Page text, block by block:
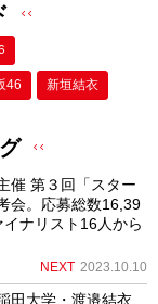
46 新垣結衣
催 第３回「スター
会。応募総数16,39
ナリスト16人から
NEXT 2023.10.10
田大学・渡邉結衣、